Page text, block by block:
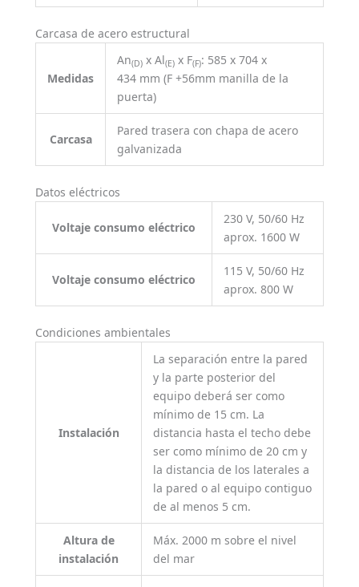
Carcasa de acero estructural
Medidas
An(D) x Al(E) x F(F): 585 x 704 x
434 mm (F +56mm manilla de la
puerta)
Carcasa
Pared trasera con chapa de acero
galvanizada
Datos eléctricos
Voltaje consumo eléctrico
230 V, 50/60 Hz
aprox. 1600 W
Voltaje consumo eléctrico
115 V, 50/60 Hz
aprox. 800 W
Condiciones ambientales
Instalación
La separación entre la pared
y la parte posterior del
equipo deberá ser como
mínimo de 15 cm. La
distancia hasta el techo debe
ser como mínimo de 20 cm y
la distancia de los laterales a
la pared o al equipo contiguo
de al menos 5 cm.
Altura de
instalación
Máx. 2000 m sobre el nivel
del mar